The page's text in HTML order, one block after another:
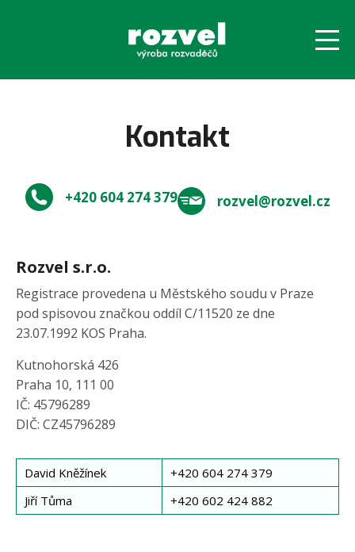
REVIZE
KONTAKT
POPTÁVKA
Kontakt
+420 604 274 379 rozvel@rozvel.cz
Rozvel s.r.o.
Registrace provedena u Městského soudu v Praze
pod spisovou značkou oddíl C/11520 ze dne
23.07.1992 KOS Praha.
Kutnohorská 426
Praha 10, 111 00
IČ: 45796289
DIČ: CZ45796289
David Kněžínek
+420 604 274 379
Jiří Tůma
+420 602 424 882